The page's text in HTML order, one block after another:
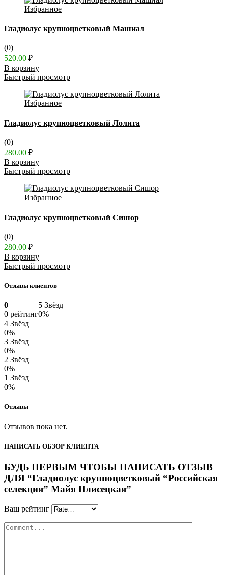
Избранное
Гладиолус крупноцветковый Машиал
(0)
520.00 ₽
В корзину
Быстрый просмотр
Избранное
Гладиолус крупноцветковый Лолита
(0)
280.00 ₽
В корзину
Быстрый просмотр
Избранное
Гладиолус крупноцветковый Сишор
(0)
280.00 ₽
В корзину
Быстрый просмотр
Отзывы клиентов
0
0 рейтинг
5 Звёзд
0%
4 Звёзд
0%
3 Звёзд
0%
2 Звёзд
0%
1 Звёзд
0%
Отзывы
Отзывов пока нет.
НАПИСАТЬ ОБЗОР КЛИЕНТА
БУДЬ ПЕРВЫМ ЧТОБЫ НАПИСАТЬ ОТЗЫВ
ДЛЯ “Гладиолус крупноцветковый “Российская
селекция” Майя Плисецкая”
Ваш рейтинг